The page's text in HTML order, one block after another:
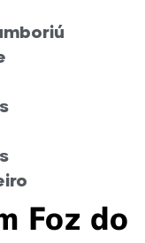
Foz do